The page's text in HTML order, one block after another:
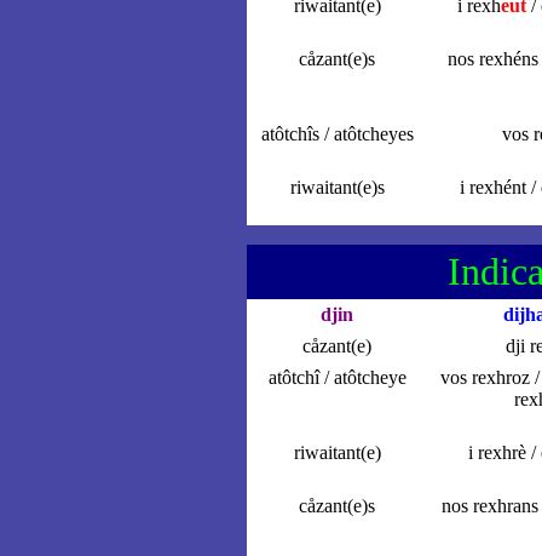
riwaitant(e) i rexheut/
cåzant(e)s nos
atôtchîs / atôtcheyes vos
riwaitant(e)s i rexhént /
djin
cåzant(e)
dji
atôtchî / atôtcheye
vos rexhroz
riwaitant(e) i rexhrè /
cåzant(e)s nos